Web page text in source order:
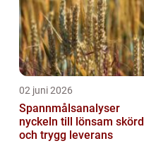
02 juni 2026
Spannmålsanalyser
nyckeln till lönsam skörd
och trygg leverans